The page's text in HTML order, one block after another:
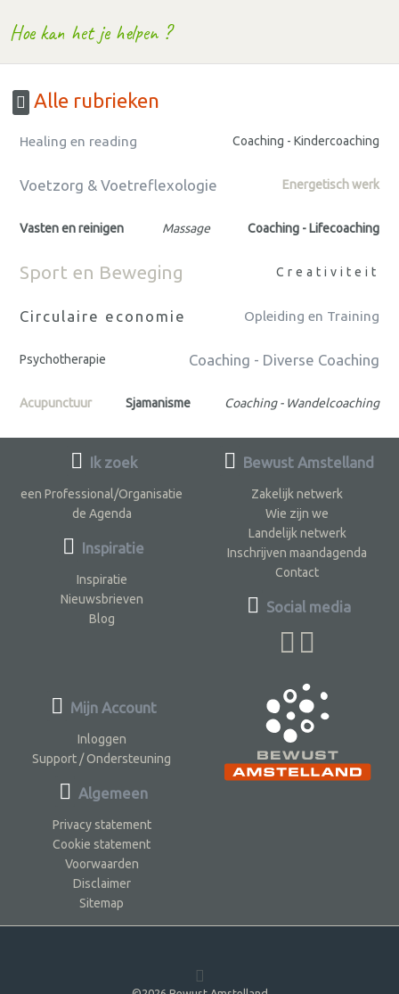
Hoe kan het je helpen ?
Alle rubrieken
Healing en reading Coaching - Kindercoaching
Voetzorg & Voetreflexologie Energetisch werk
Vasten en reinigen Massage Coaching - Lifecoaching
Sport en Beweging Creativiteit
Circulaire economie Opleiding en Training
Psychotherapie Coaching - Diverse Coaching
Acupunctuur Sjamanisme Coaching - Wandelcoaching
Ik zoek
een Professional/Organisatie
de Agenda
Inspiratie
Inspiratie
Nieuwsbrieven
Blog
Bewust Amstelland
Zakelijk netwerk
Wie zijn we
Landelijk netwerk
Inschrijven maandagenda
Contact
Social media
Mijn Account
Inloggen
Support / Ondersteuning
Algemeen
Privacy statement
Cookie statement
Voorwaarden
Disclaimer
Sitemap